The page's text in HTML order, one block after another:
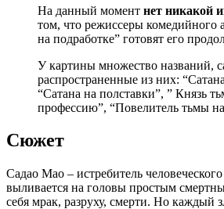
На данный момент нет никакой
том, что режиссеры комедийного
на подработке” готовят его
У картины множество названий,
распространенные из них:
“Сатана на полставки”, ” Князь
профессию”, “Повелитель тьмы
Сюжет
Садао Мао – истребитель
выливается на головы простым
себя мрак, разруху, смерти. Но каждый